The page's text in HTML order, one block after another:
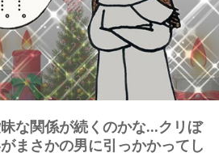
な関係が続くのかな...クリぼ
まさかの男に引っかかってし